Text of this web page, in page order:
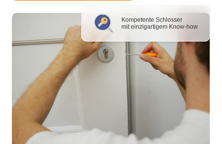
Kompetente Schlosser
mit einzigartigem Know-how